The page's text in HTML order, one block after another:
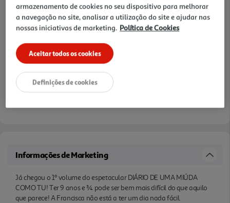
Informações de Marketing
Já chegou o 1º volume do espetacular DIÁRIO DE UMA MIÚDA
COMO TU! Ter 9 anos e ¾ pode ser bem mais difícil do que aquilo
que parece! A Francisca não está a ter um dia nada fácil.
armazenamento de cookies no seu dispositivo para melhorar
a navegação no site, analisar a utilização do site e ajudar nas
nossas iniciativas de marketing. Política de Cookies
Aceitar todos os cookies
Definições de cookies